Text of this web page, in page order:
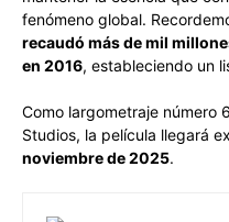
fenómeno global.
recaudó más de mil
en 2016, estableciendo un
Como largometraje número
Studios, la película llegará
noviembre de 2025.